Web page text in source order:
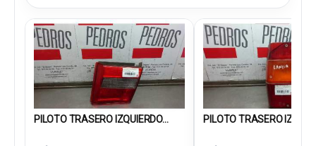
PILOTO TRASERO IZQUIERDO... PILOTO TRASERO